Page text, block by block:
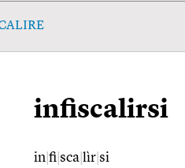
infiscalirsi
in fi sca lìr si